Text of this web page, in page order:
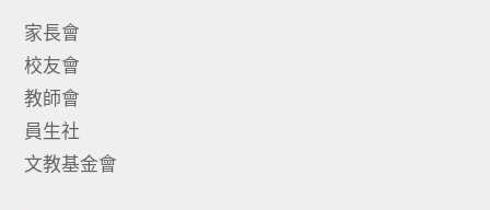
家長會
校友會
教師會
員生社
文教基金會